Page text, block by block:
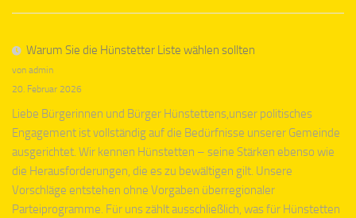
Warum Sie die Hünstetter Liste wählen sollten
von admin
20. Februar 2026
Liebe Bürgerinnen und Bürger Hünstettens,unser politisches
Engagement ist vollständig auf die Bedürfnisse unserer Gemeinde
ausgerichtet. Wir kennen Hünstetten – seine Stärken ebenso wie
die Herausforderungen, die es zu bewältigen gilt. Unsere
Vorschläge entstehen ohne Vorgaben überregionaler
Parteiprogramme. Für uns zählt ausschließlich, was für Hünstetten